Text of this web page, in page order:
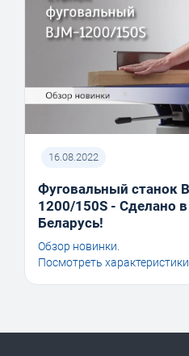
16.08.2022
Фуговальный станок
1200/150S - Сделано
Беларусь!
Обзор новинки.
Посмотреть характеристики